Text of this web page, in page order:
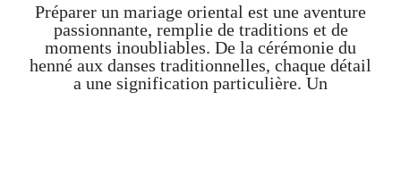
Préparer un mariage oriental est une aventure
passionnante, remplie de traditions et de
moments inoubliables. De la cérémonie du
henné aux danses traditionnelles, chaque détail
a une signification particulière. Un